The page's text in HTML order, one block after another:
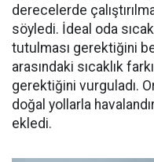
derecelerde
söyledi. İdeal oda
tutulması gerektiğini
arasındaki sıcaklık
gerektiğini vurguladı.
doğal yollarla
ekledi.